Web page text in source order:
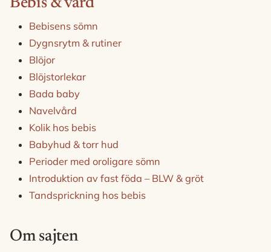
Bebisens sömn
Dygnsrytm & rutiner
Blöjor
Blöjstorlekar
Bada baby
Navelvård
Kolik hos bebis
Babyhud & torr hud
Perioder med oroligare sömn
Introduktion av fast föda – BLW & gröt
Tandsprickning hos bebis
Om sajten